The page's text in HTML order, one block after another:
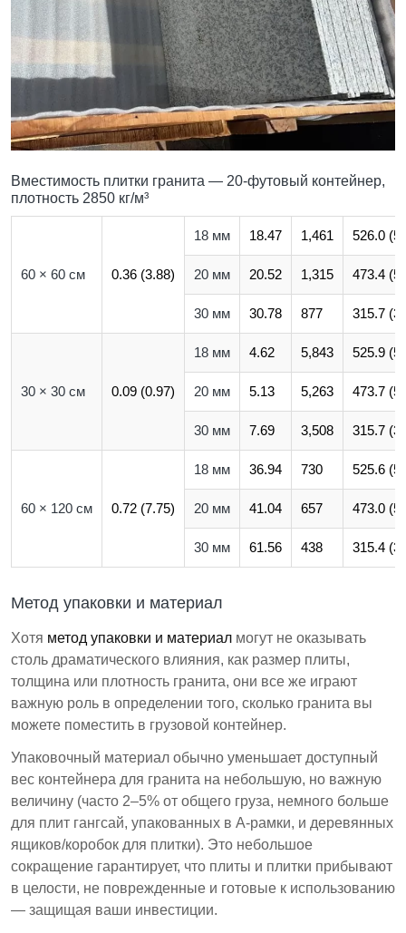
Вместимость плитки гранита — 20-футовый контейнер,
плотность 2850 кг/м³
60 × 60 см 0.36 (3.88)
18 мм 18.47 1,461 526.0
20 мм 20.52 1,315 473.4
30 мм 30.78 877 315.7
30 × 30 см 0.09 (0.97)
18 мм 4.62 5,843 525.9
20 мм 5.13 5,263 473.7
30 мм 7.69 3,508 315.7
60 × 120 см 0.72 (7.75)
18 мм 36.94 730 525.6
20 мм 41.04 657 473.0
30 мм 61.56 438 315.4
Метод упаковки и материал
Хотя метод упаковки и материал могут не оказывать
столь драматического влияния, как размер плиты,
толщина или плотность гранита, они все же играют
важную роль в определении того, сколько гранита вы
можете поместить в грузовой контейнер.
Упаковочный материал обычно уменьшает доступный
вес контейнера для гранита на небольшую, но важную
величину (часто 2–5% от общего груза, немного больше
для плит гангсай, упакованных в А-рамки, и деревянных
ящиков/коробок для плитки). Это небольшое
сокращение гарантирует, что плиты и плитки прибывают
в целости, не поврежденные и готовые к использованию
— защищая ваши инвестиции.